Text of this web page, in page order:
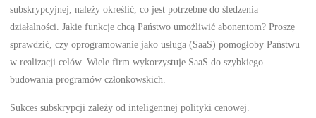
subskrypcyjnej, należy określić, co jest potrzebne do śledzenia
działalności. Jakie funkcje chcą Państwo umożliwić abonentom? Proszę
sprawdzić, czy oprogramowanie jako usługa (SaaS) pomogłoby Państwu
w realizacji celów. Wiele firm wykorzystuje SaaS do szybkiego
budowania programów członkowskich.
Sukces subskrypcji zależy od inteligentnej polityki cenowej.